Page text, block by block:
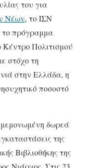
του για
Νέων, το ΙΣΝ
το πρόγραμμα
Κέντρο Πολιτισμού
στόχο τη
στην Ελλάδα, η
ποσοστό
δωρεά
της
Βιβλιοθήκης της